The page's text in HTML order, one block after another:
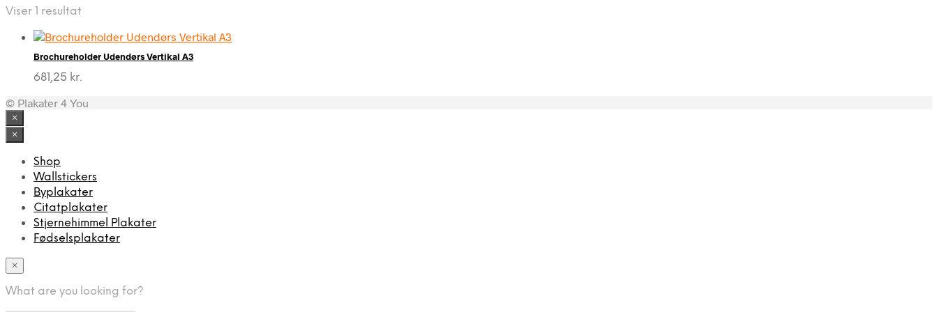
Viser 1 resultat
Brochureholder Udendørs Vertikal A3
681,25 kr.
© Plakater 4 You
×
×
Shop
Wallstickers
Byplakater
Citatplakater
Stjernehimmel Plakater
Fødselsplakater
×
What are you looking for?